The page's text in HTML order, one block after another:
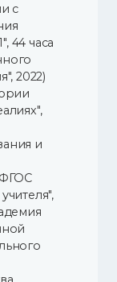
с
44 часа
2022)
и